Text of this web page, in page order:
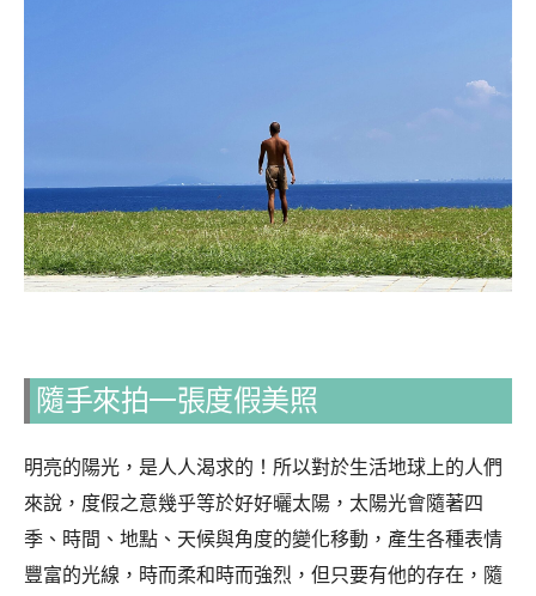
隨手來拍一張度假美照
明亮的陽光，是人人渴求的！所以對於生活地球上的人們
來說，度假之意幾乎等於好好曬太陽，太陽光會隨著四
季、時間、地點、天候與角度的變化移動，產生各種表情
豐富的光線，時而柔和時而強烈，但只要有他的存在，隨